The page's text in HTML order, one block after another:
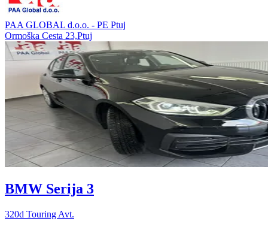
PAA GLOBAL d.o.o. - PE Ptuj
Ormoška Cesta 23,Ptuj
BMW Serija 3
320d Touring Avt.